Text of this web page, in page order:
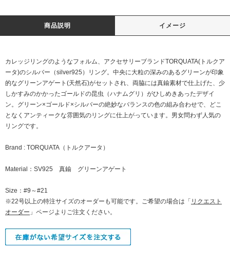
商品説明 イメージ
カレッジリングのようなフォルム、アクセサリーブランドTORQUATA(トルクア
ータ)のシルバー（silver925）リング。中央に大粒の深みのあるグリーンが印象
的なグリーンアゲート(天然石)がセットされ、両脇には真鍮素材で仕上げた、少
しかすみのかかったゴールドの昆虫（ハナムグリ）がひしめきあったデザイ
ン。グリーン×ゴールド×シルバーの絶妙なバランスの色の組み合わせで、どこ
となくアンティークな雰囲気のリングに仕上がっています。男女問わず人気の
リングです。
Brand : TORQUATA（トルクアータ）
Material：SV925 真鍮 グリーンアゲート
Size：#9～#21
※22号以上の特注サイズのオーダーも可能です。ご希望の場合は「 リクエスト
オーダー 」ページよりご注文ください。